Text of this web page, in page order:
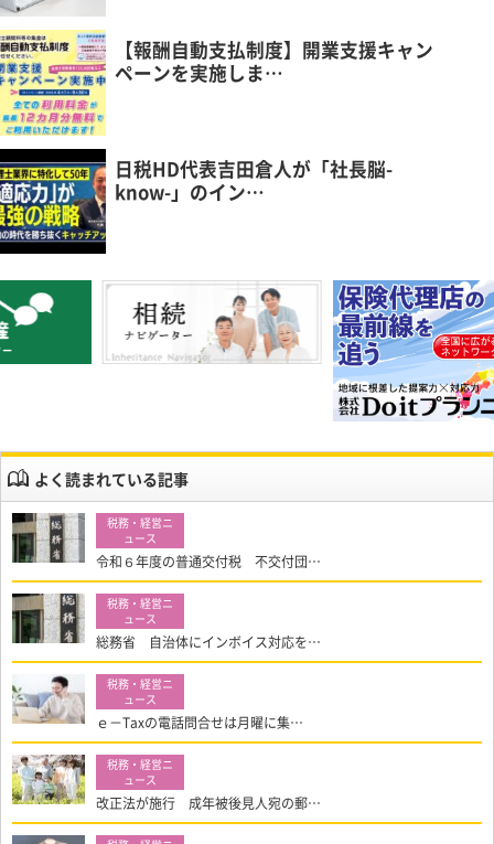
【報酬自動支払制度】開業支援キャン
ペーンを実施しま…
日税HD代表吉田倉人が「社長脳-
know-」のイン…
よく読まれている記事
令和６年度の普通交付税 不交付団…
総務省 自治体にインボイス対応を…
ｅ－Taxの電話問合せは月曜に集…
改正法が施行 成年被後見人宛の郵…